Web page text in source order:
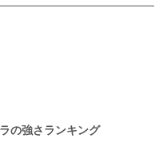
の強さランキング